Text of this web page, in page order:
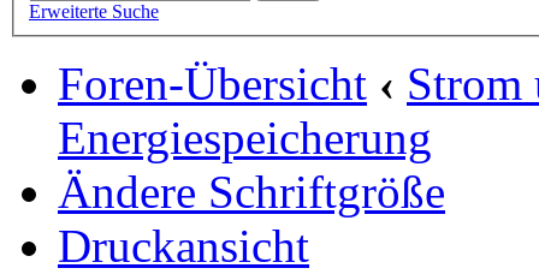
Erweiterte Suche
Foren-Übersicht ‹ Strom
Energiespeicherung
Ändere Schriftgröße
Druckansicht